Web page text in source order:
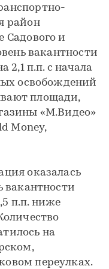
район
Садового и
вакантности
2,1 п.п. с начала
освобождений
площади,
«М.Видео»
Money,
оказалась
вакантности
п.п. ниже
на
переулках.